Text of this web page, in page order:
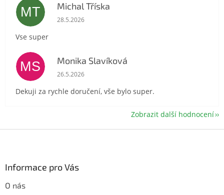
MT Michal Tříska
Hodnocení obchodu je 5 z 5 hvězdiček.
28.5.2026
Vse super
MS Monika Slavíková
Hodnocení obchodu je 5 z 5 hvězdiček.
26.5.2026
Dekuji za rychle doručení, vše bylo super.
Zobrazit další hodnocení
Informace pro Vás
O nás